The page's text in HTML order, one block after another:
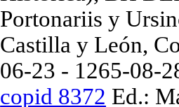
Portonariis y
Castilla y León,
06-23 - 1265-08-
copid 8372 Ed.: